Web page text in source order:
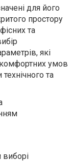
для його
простору
та
які
умов
та